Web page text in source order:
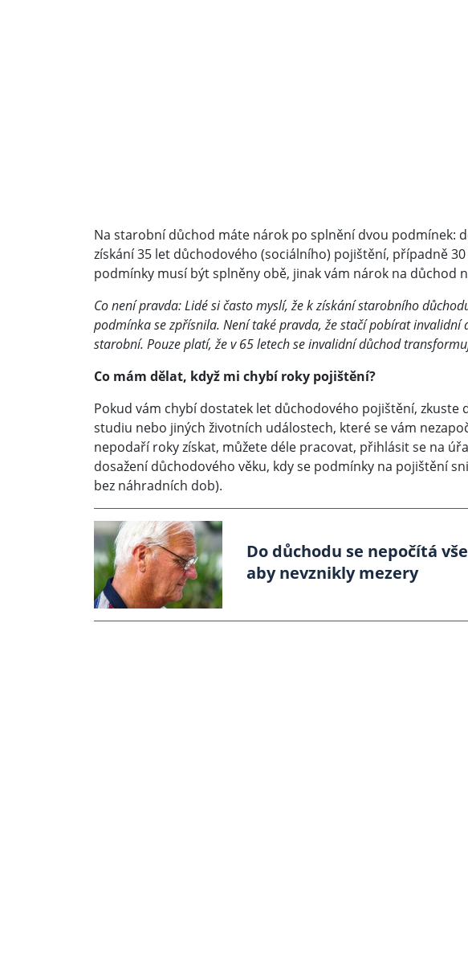
Na starobní důchod máte nárok po splnění dvou podmínek:
získání 35 let důchodového (sociálního) pojištění, případně
podmínky musí být splněny obě, jinak vám nárok na důchod
Co není pravda: Lidé si často myslí, že k získání starobního
podmínka se zpřísnila. Není také pravda, že stačí pobírat invalidní
starobní. Pouze platí, že v 65 letech se invalidní důchod
Co mám dělat, když mi chybí roky pojištění?
Pokud vám chybí dostatek let důchodového pojištění, zkuste
studiu nebo jiných životních událostech, které se vám
nepodaří roky získat, můžete déle pracovat, přihlásit se na
dosažení důchodového věku, kdy se podmínky na pojištění
bez náhradních dob).
Do důchodu se nepočítá
aby nevznikly mezery